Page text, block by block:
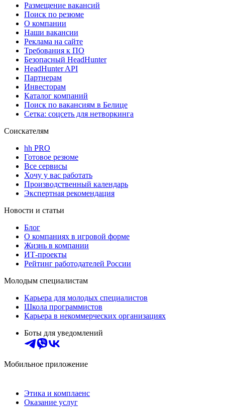
Размещение вакансий
Поиск по резюме
О компании
Наши вакансии
Реклама на сайте
Требования к ПО
Безопасный HeadHunter
HeadHunter API
Партнерам
Инвесторам
Каталог компаний
Поиск по вакансиям в Белице
Сетка: соцсеть для нетворкинга
Соискателям
hh PRO
Готовое резюме
Все сервисы
Хочу у вас работать
Производственный календарь
Экспертная рекомендация
Новости и статьи
Блог
О компаниях в игровой форме
Жизнь в компании
ИТ-проекты
Рейтинг работодателей России
Молодым специалистам
Карьера для молодых специалистов
Школа программистов
Карьера в некоммерческих организациях
Боты для уведомлений
Мобильное приложение
Этика и комплаенс
Оказание услуг